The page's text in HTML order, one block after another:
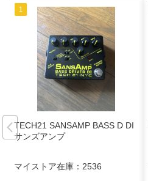
TECH21 SANSAMP BASS D DI
サンズアンプ
マイストア在庫： 2536